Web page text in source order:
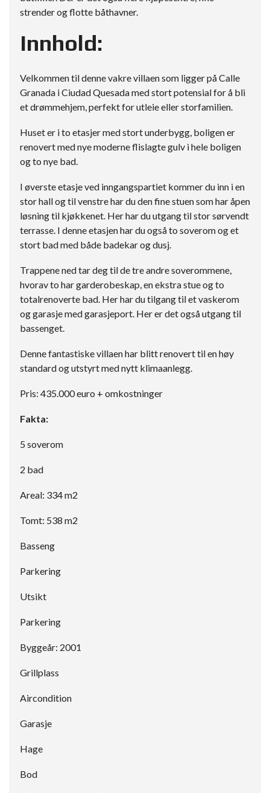
strender og flotte båthavner.
Innhold:
Velkommen til denne vakre villaen som ligger på Calle
Granada i Ciudad Quesada med stort potensial for å bli
et drømmehjem, perfekt for utleie eller storfamilien.
Huset er i to etasjer med stort underbygg, boligen er
renovert med nye moderne flislagte gulv i hele boligen
og to nye bad.
I øverste etasje ved inngangspartiet kommer du inn i en
stor hall og til venstre har du den fine stuen som har åpen
løsning til kjøkkenet. Her har du utgang til stor sørvendt
terrasse. I denne etasjen har du også to soverom og et
stort bad med både badekar og dusj.
Trappene ned tar deg til de tre andre soverommene,
hvorav to har garderobeskap, en ekstra stue og to
totalrenoverte bad. Her har du tilgang til et vaskerom
og garasje med garasjeport. Her er det også utgang til
bassenget.
Denne fantastiske villaen har blitt renovert til en høy
standard og utstyrt med nytt klimaanlegg.
Pris: 435.000 euro + omkostninger
Fakta:
5 soverom
2 bad
Areal: 334 m2
Tomt: 538 m2
Basseng
Parkering
Utsikt
Parkering
Byggeår: 2001
Grillplass
Aircondition
Garasje
Hage
Bod